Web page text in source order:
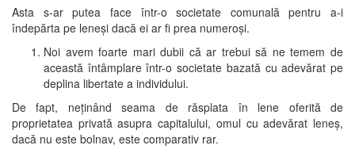
Asta s-ar putea face într-o societate comunală pentru a-i
îndepărta pe leneși dacă ei ar fi prea numeroși.
Noi avem foarte mari dubii că ar trebui să ne temem de
această întâmplare într-o societate bazată cu adevărat pe
deplina libertate a individului.
De fapt, neținând seama de răsplata în lene oferită de
proprietatea privată asupra capitalului, omul cu adevărat leneș,
dacă nu este bolnav, este comparativ rar.